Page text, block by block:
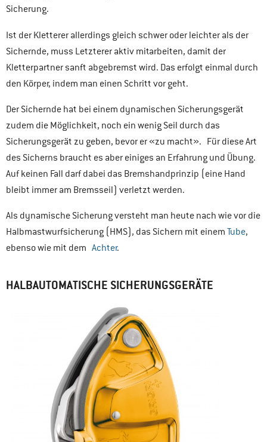
Sicherung.
Ist der Kletterer allerdings gleich schwer oder leichter als der
Sichernde, muss Letzterer aktiv mitarbeiten, damit der
Kletterpartner sanft abgebremst wird. Das erfolgt einmal durch
den Körper, indem man einen Schritt vor geht.
Der Sichernde hat bei einem dynamischen Sicherungsgerät
zudem die Möglichkeit, noch ein wenig Seil durch das
Sicherungsgerät zu geben, bevor er «zu macht». Für diese Art
des Sicherns braucht es aber einiges an Erfahrung und Übung.
Auf keinen Fall darf dabei das Bremshandprinzip (eine Hand
bleibt immer am Bremsseil) verletzt werden.
Als dynamische Sicherung versteht man heute nach wie vor die
Halbmastwurfsicherung (HMS), das Sichern mit einem Tube,
ebenso wie mit dem Achter.
HALBAUTOMATISCHE SICHERUNGSGERÄTE